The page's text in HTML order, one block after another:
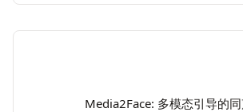
Media2Face: 多模态引导的